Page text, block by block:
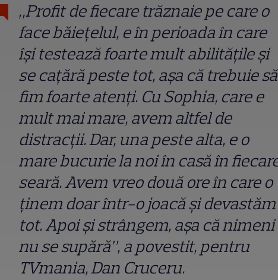
„Profit de fiecare trăznaie pe care o
face băiețelul, e în perioada în care
își testează foarte mult abilitățile și
se cațără peste tot, așa că trebuie să
fim foarte atenți. Cu Sophia, care e
mult mai mare, avem altfel de
distracții. Dar, una peste alta, e o
mare bucurie la noi în casă în
seară. Avem vreo două ore în care o
ținem doar într-o joacă și devastăm
tot. Apoi și strângem, așa că nimeni
nu se supără”, a povestit, pentru
TVmania, Dan Cruceru.